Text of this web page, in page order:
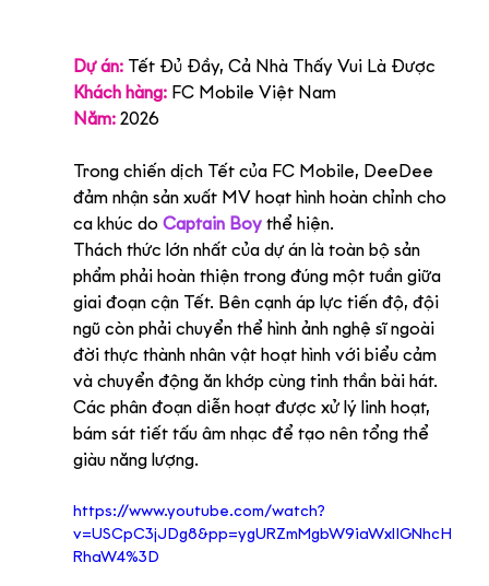
Dự án: Tết Đủ Đầy, Cả Nhà Thấy Vui Là Được
Khách hàng: FC Mobile Việt Nam
Năm: 2026
Trong chiến dịch Tết của FC Mobile, DeeDee
đảm nhận sản xuất MV hoạt hình hoàn chỉnh cho
ca khúc do Captain Boy thể hiện.
Thách thức lớn nhất của dự án là toàn bộ sản
phẩm phải hoàn thiện trong đúng một tuần giữa
giai đoạn cận Tết. Bên cạnh áp lực tiến độ, đội
ngũ còn phải chuyển thể hình ảnh nghệ sĩ ngoài
đời thực thành nhân vật hoạt hình với biểu cảm
và chuyển động ăn khớp cùng tinh thần bài hát.
Các phân đoạn diễn hoạt được xử lý linh hoạt,
bám sát tiết tấu âm nhạc để tạo nên tổng thể
giàu năng lượng.
https://www.youtube.com/watch?
v=USCpC3jJDg8&pp=ygURZmMgbW9iaWxlIGNhcH
RhaW4%3D